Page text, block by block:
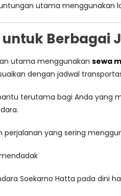
utama menggunakan
untuk Berbagai
utama menggunakan sewa
dengan jadwal
terutama bagi Anda yang
perjalanan yang sering
Soekarno Hatta pada dini